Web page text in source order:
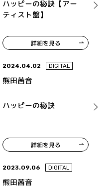
ハッピーの秘訣【アー
ティスト盤】
詳細を見る
2024.04.02 DIGITAL
熊田茜音
ハッピーの秘訣
詳細を見る
2023.09.06 DIGITAL
熊田茜音